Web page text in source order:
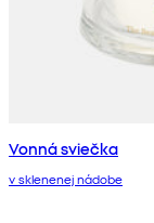
Vonná sviečka
v sklenenej nádobe